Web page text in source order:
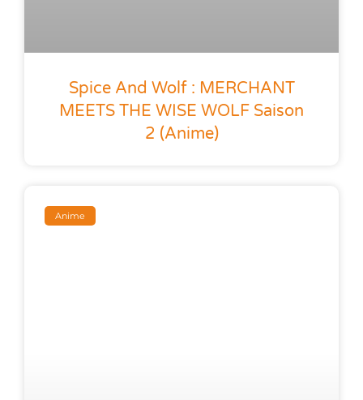
Spice And Wolf : MERCHANT
MEETS THE WISE WOLF Saison
2 (anime)
Anime